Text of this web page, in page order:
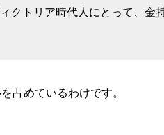
クトリア時代人にとって、金
占めているわけです。